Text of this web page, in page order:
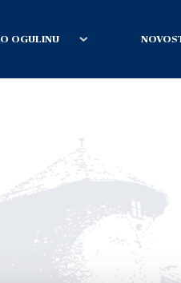
O OGULINU